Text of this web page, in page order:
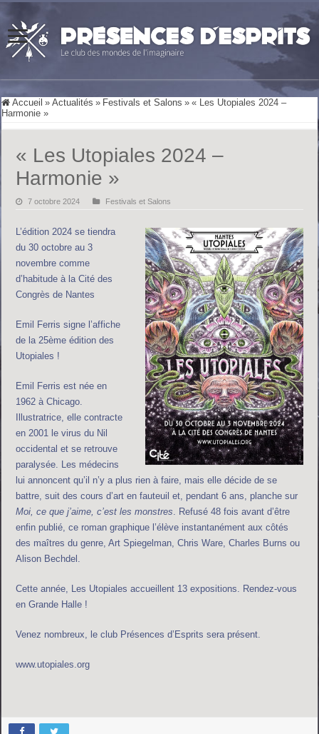
Accueil » Actualités » Festivals et Salons » « Les Utopiales 2024 –
Harmonie »
« Les Utopiales 2024 –
Harmonie »
7 octobre 2024 Festivals et Salons
L’édition 2024 se tiendra
du 30 octobre au 3
novembre comme
d’habitude à la Cité des
Congrès de Nantes
Emil Ferris signe l’affiche
de la 25ème édition des
Utopiales !
Emil Ferris est née en
1962 à Chicago.
Illustratrice, elle contracte
en 2001 le virus du Nil
occidental et se retrouve
paralysée. Les médecins
lui annoncent qu’il n’y a plus rien à faire, mais elle décide de se
battre, suit des cours d’art en fauteuil et, pendant 6 ans, planche sur
Moi, ce que j’aime, c’est les monstres . Refusé 48 fois avant d’être
enfin publié, ce roman graphique l’élève instantanément aux côtés
des maîtres du genre, Art Spiegelman, Chris Ware, Charles Burns ou
Alison Bechdel.
Cette année, Les Utopiales accueillent 13 expositions. Rendez-vous
en Grande Halle !
Venez nombreux, le club Présences d’Esprits sera présent.
www.utopiales.org